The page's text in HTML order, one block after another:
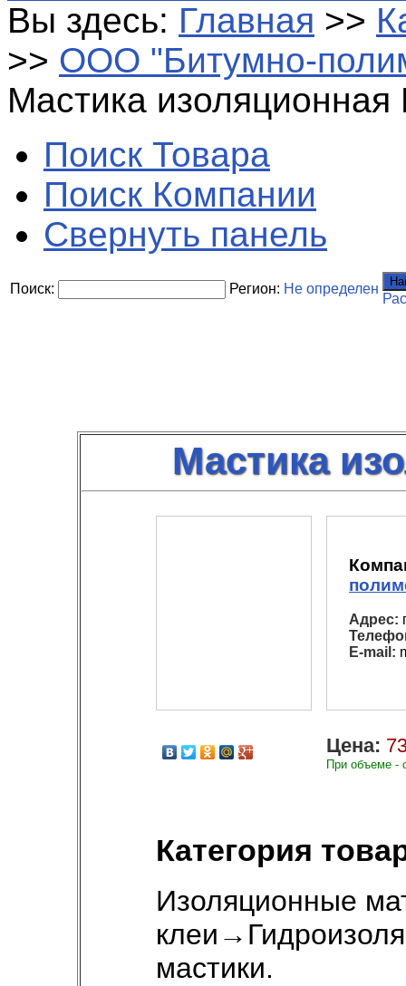
Вы здесь: Главная >>
>> ООО "Битумно-
Мастика изоляционная
Поиск Товара
Поиск Компании
Свернуть панель
Поиск: Регион: Не определен
Мастика
Адрес:
E-mail:
Цена:
При объеме -
Категория
Изоляционные
клеи →
мастики.